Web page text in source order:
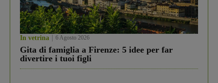
In vetrina 6 Agosto 2026
Gita di famiglia a Firenze: 5 idee per far
divertire i tuoi figli